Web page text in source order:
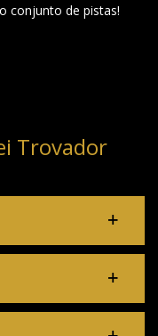
conjunto de pistas!
Trovador